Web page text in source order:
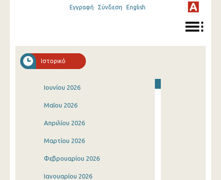
Εγγραφή Σύνδεση English
Ιστορικό
Ιουνίου 2026
Μαΐου 2026
Απριλίου 2026
Μαρτίου 2026
Φεβρουαρίου 2026
Ιανουαρίου 2026